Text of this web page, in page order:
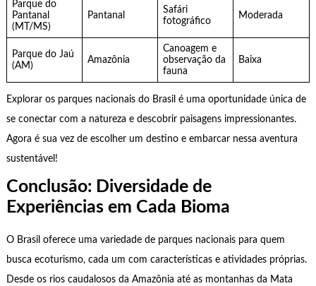
Parque do
Pantanal
(MT/MS)
Pantanal
Safári
fotográfico
Moderada
Parque do Jaú
(AM)
Amazônia
Canoagem e
observação da
fauna
Baixa
Explorar os parques nacionais do Brasil é uma oportunidade única de
se conectar com a natureza e descobrir paisagens impressionantes.
Agora é sua vez de escolher um destino e embarcar nessa aventura
sustentável!
Conclusão: Diversidade de
Experiências em Cada Bioma
O Brasil oferece uma variedade de parques nacionais para quem
busca ecoturismo, cada um com características e atividades próprias.
Desde os rios caudalosos da Amazônia até as montanhas da Mata